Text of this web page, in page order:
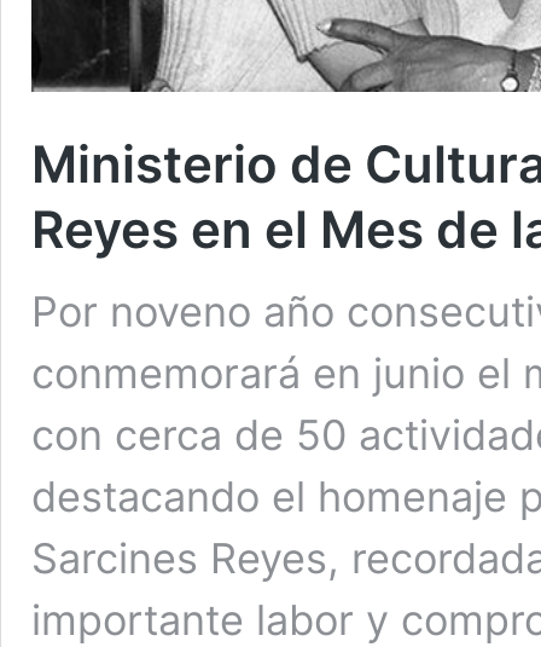
Ministerio de
Reyes en el Mes de
Por noveno año
conmemorará en junio el
con cerca de 50
destacando el homenaje
Sarcines Reyes,
importante labor y